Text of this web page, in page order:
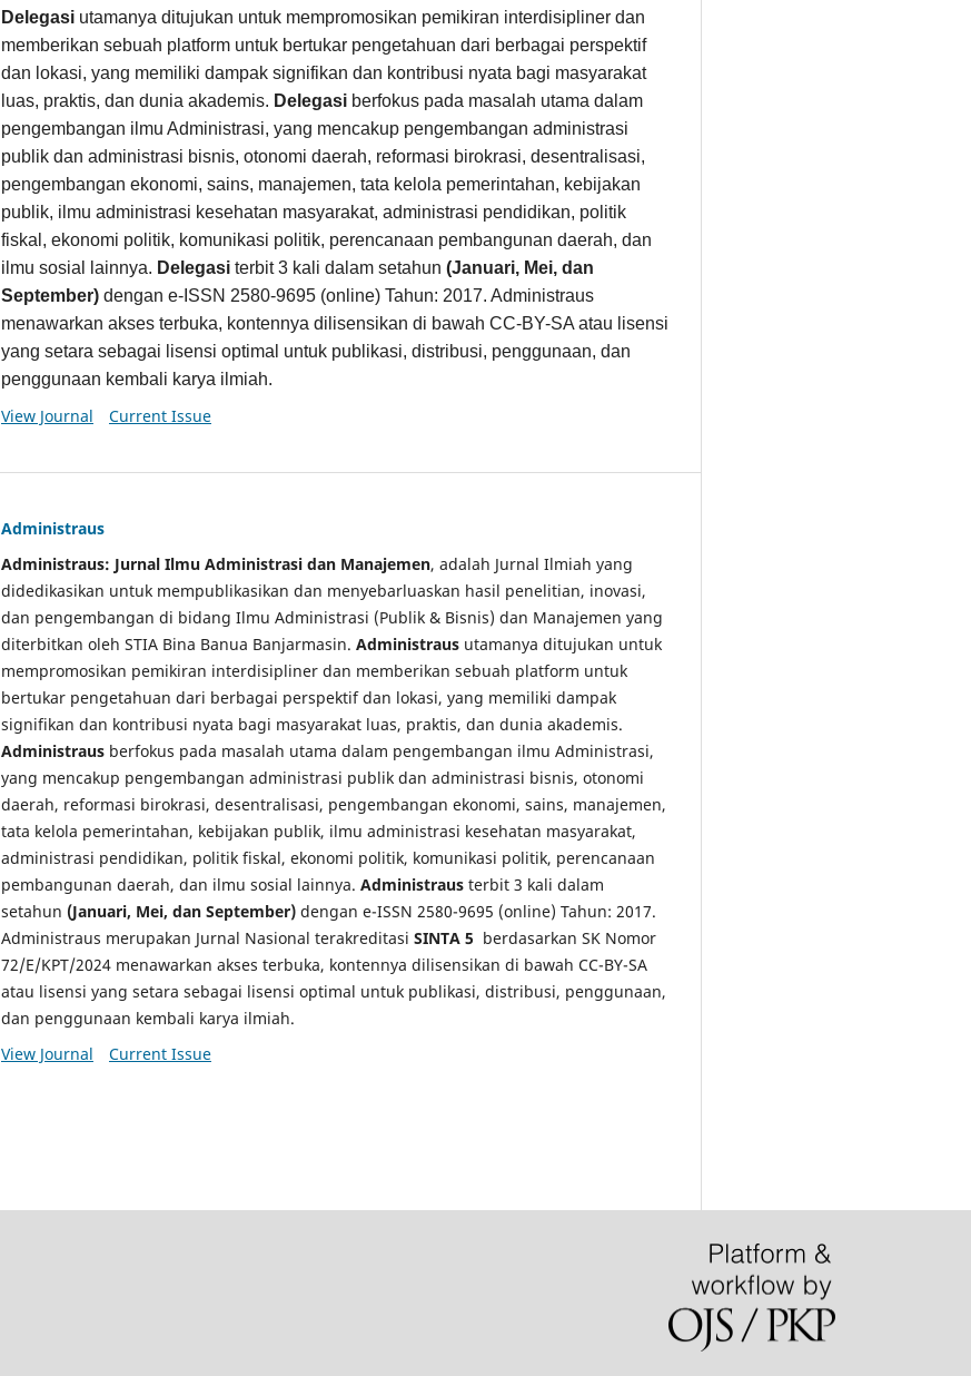
Delegasi utamanya ditujukan untuk mempromosikan pemikiran interdisipliner dan
memberikan sebuah platform untuk bertukar pengetahuan dari berbagai perspektif
dan lokasi, yang memiliki dampak signifikan dan kontribusi nyata bagi masyarakat
luas, praktis, dan dunia akademis. Delegasi berfokus pada masalah utama dalam
pengembangan ilmu Administrasi, yang mencakup pengembangan administrasi
publik dan administrasi bisnis, otonomi daerah, reformasi birokrasi, desentralisasi,
pengembangan ekonomi, sains, manajemen, tata kelola pemerintahan, kebijakan
publik, ilmu administrasi kesehatan masyarakat, administrasi pendidikan, politik
fiskal, ekonomi politik, komunikasi politik, perencanaan pembangunan daerah, dan
ilmu sosial lainnya. Delegasi terbit 3 kali dalam setahun (Januari, Mei, dan
September) dengan e-ISSN 2580-9695 (online) Tahun: 2017. Administraus
menawarkan akses terbuka, kontennya dilisensikan di bawah CC-BY-SA atau lisensi
yang setara sebagai lisensi optimal untuk publikasi, distribusi, penggunaan, dan
penggunaan kembali karya ilmiah.
View Journal Current Issue
Administraus
Administraus: Jurnal Ilmu Administrasi dan Manajemen, adalah Jurnal Ilmiah yang
didedikasikan untuk mempublikasikan dan menyebarluaskan hasil penelitian, inovasi,
dan pengembangan di bidang Ilmu Administrasi (Publik & Bisnis) dan Manajemen yang
diterbitkan oleh STIA Bina Banua Banjarmasin. Administraus utamanya ditujukan untuk
mempromosikan pemikiran interdisipliner dan memberikan sebuah platform untuk
bertukar pengetahuan dari berbagai perspektif dan lokasi, yang memiliki dampak
signifikan dan kontribusi nyata bagi masyarakat luas, praktis, dan dunia akademis.
Administraus berfokus pada masalah utama dalam pengembangan ilmu Administrasi,
yang mencakup pengembangan administrasi publik dan administrasi bisnis, otonomi
daerah, reformasi birokrasi, desentralisasi, pengembangan ekonomi, sains, manajemen,
tata kelola pemerintahan, kebijakan publik, ilmu administrasi kesehatan masyarakat,
administrasi pendidikan, politik fiskal, ekonomi politik, komunikasi politik, perencanaan
pembangunan daerah, dan ilmu sosial lainnya. Administraus terbit 3 kali dalam
setahun (Januari, Mei, dan September) dengan e-ISSN 2580-9695 (online) Tahun: 2017.
Administraus merupakan Jurnal Nasional terakreditasi SINTA 5 berdasarkan SK Nomor
72/E/KPT/2024 menawarkan akses terbuka, kontennya dilisensikan di bawah CC-BY-SA
atau lisensi yang setara sebagai lisensi optimal untuk publikasi, distribusi, penggunaan,
dan penggunaan kembali karya ilmiah.
View Journal
Current Issue